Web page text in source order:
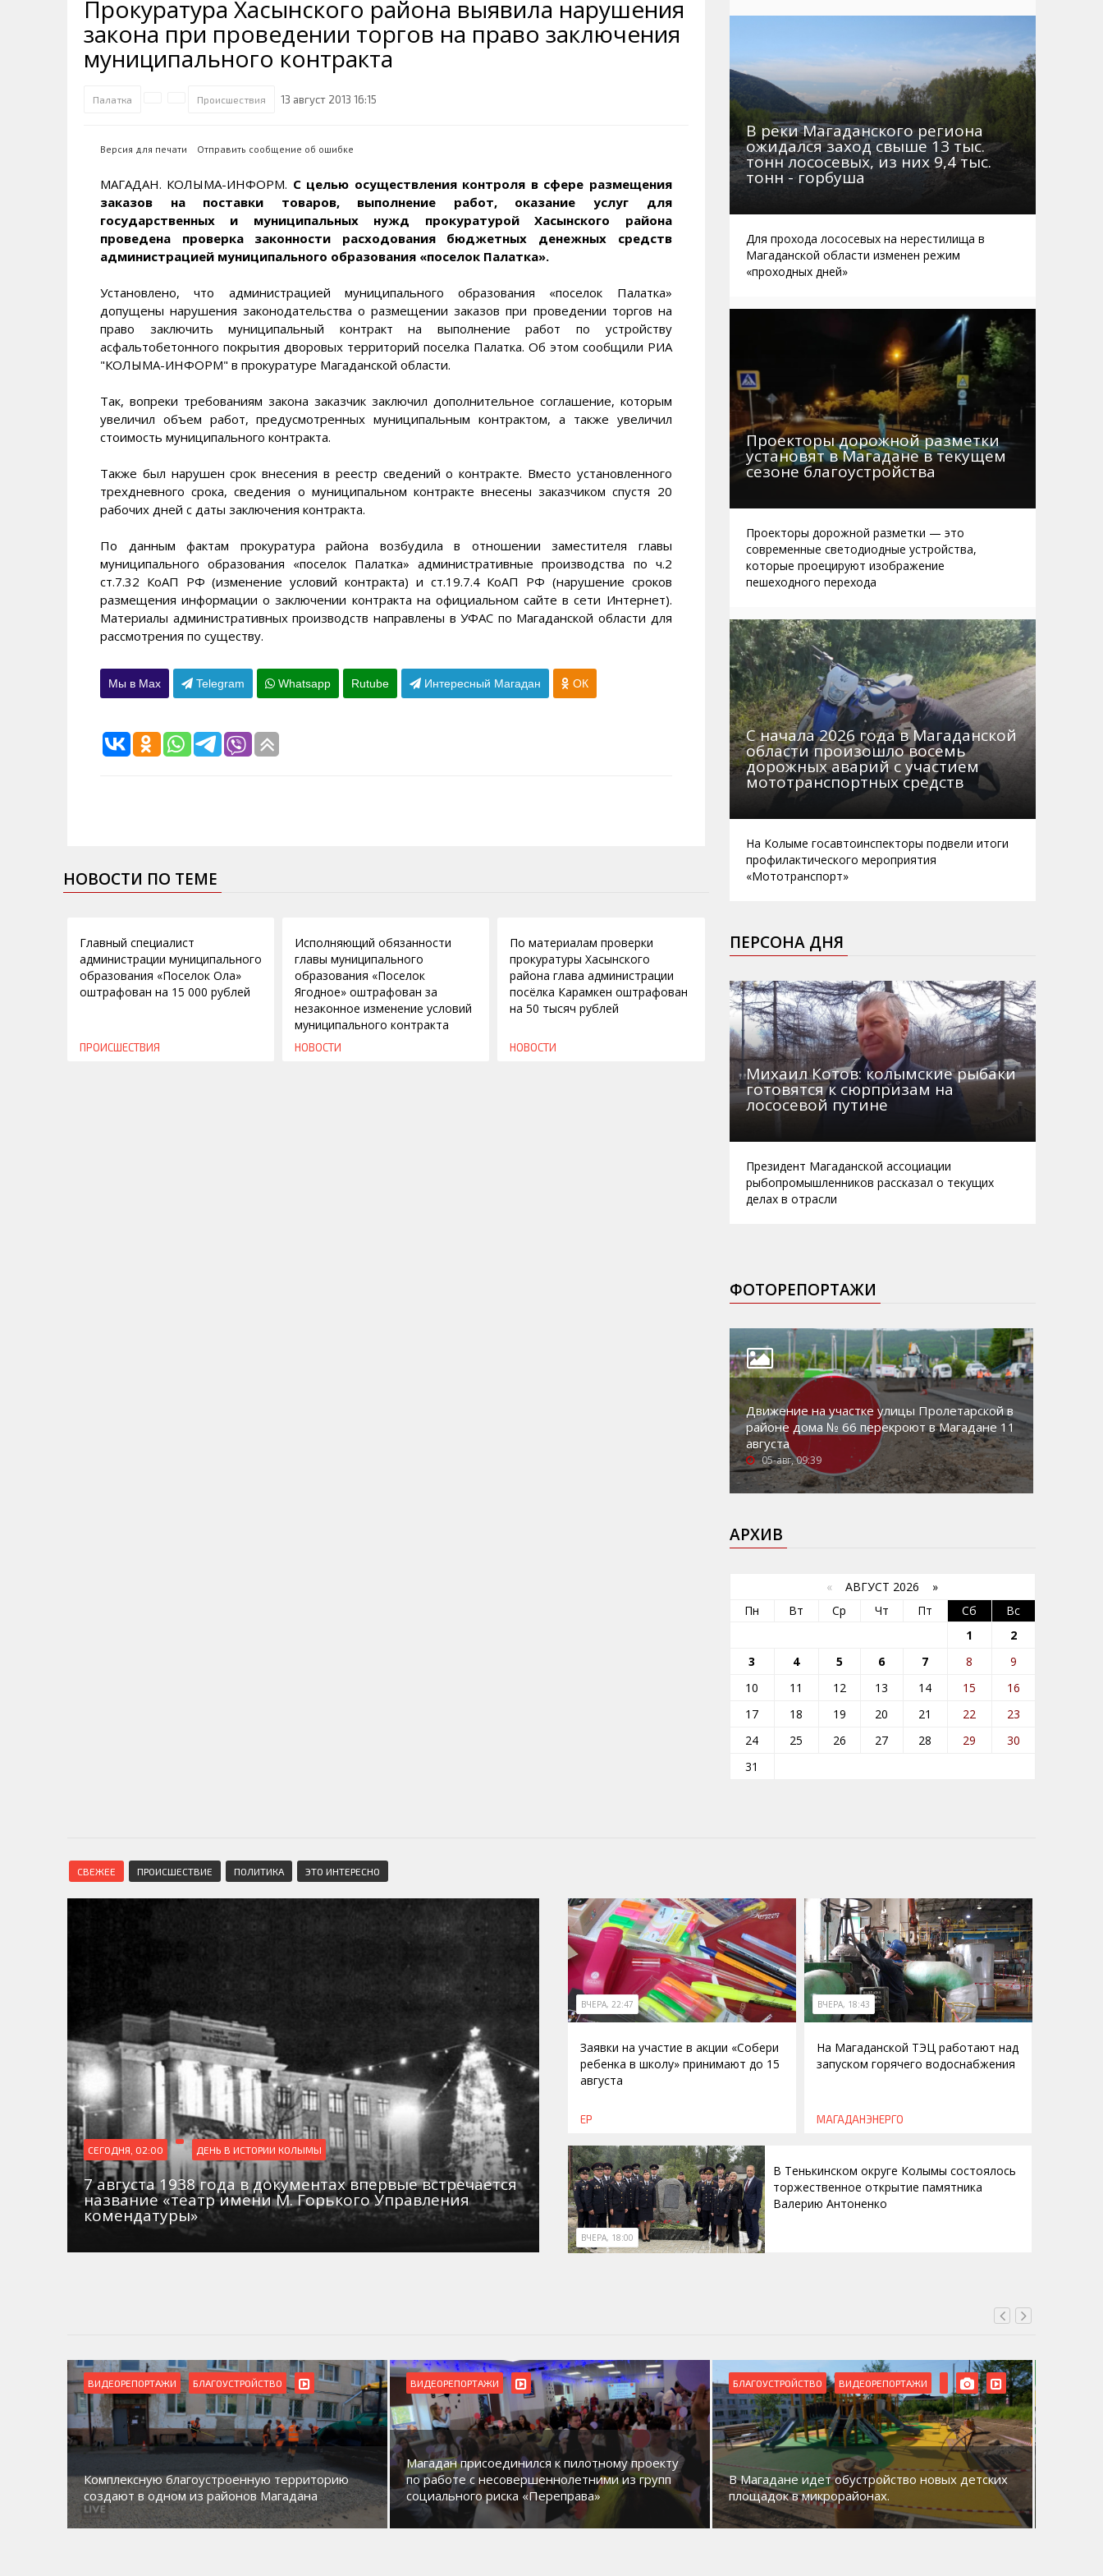
Транспортная инфраструктура
Их надо знать. Галерея славы
Интерактивная карта
Песни о Колыме
Хранители экрана. Заставки
Онлайн вебкамеры в Магадане
Кинохроника Магадана
3D районы города
Автобусы Магадан – Аэропорт
Таблица приливов отливов
Губернатор
Наркоте нет
Аэропорт Магадан
Полицейских не бить
Аварии ДТП
Кванториум
Визит
Благоустройство
Ипотека
Алименты
УМВД
Косторезы Магадана
Не мусорить
Браконьеры
Прокуратура Хасынского района выявила нарушения
закона при проведении торгов на право заключения
муниципального контракта
Палатка Происшествия 13 август 2013 16:15
Версия для печати Отправить сообщение об ошибке
МАГАДАН. КОЛЫМА-ИНФОРМ. С целью осуществления контроля в сфере размещения
заказов на поставки товаров, выполнение работ, оказание услуг для
государственных и муниципальных нужд прокуратурой Хасынского района
проведена проверка законности расходования бюджетных денежных средств
администрацией муниципального образования «поселок Палатка».
Установлено, что администрацией муниципального образования «поселок Палатка»
допущены нарушения законодательства о размещении заказов при проведении торгов на
право заключить муниципальный контракт на выполнение работ по устройству
асфальтобетонного покрытия дворовых территорий поселка Палатка. Об этом сообщили РИА
"КОЛЫМА-ИНФОРМ" в прокуратуре Магаданской области.
Так, вопреки требованиям закона заказчик заключил дополнительное соглашение, которым
увеличил объем работ, предусмотренных муниципальным контрактом, а также увеличил
стоимость муниципального контракта.
Также был нарушен срок внесения в реестр сведений о контракте. Вместо установленного
трехдневного срока, сведения о муниципальном контракте внесены заказчиком спустя 20
рабочих дней с даты заключения контракта.
По данным фактам прокуратура района возбудила в отношении заместителя главы
муниципального образования «поселок Палатка» административные производства по ч.2
ст.7.32 КоАП РФ (изменение условий контракта) и ст.19.7.4 КоАП РФ (нарушение сроков
размещения информации о заключении контракта на официальном сайте в сети Интернет).
Материалы административных производств направлены в УФАС по Магаданской области для
рассмотрения по существу.
Мы в Max Telegram Whatsapp Rutube Интересный Магадан ОК
НОВОСТИ ПО ТЕМЕ
Главный специалист
администрации муниципального
образования «Поселок Ола»
оштрафован на 15 000 рублей
ПРОИСШЕСТВИЯ
Исполняющий обязанности
главы муниципального
образования «Поселок
Ягодное» оштрафован за
незаконное изменение условий
муниципального контракта
НОВОСТИ
По материалам проверки
прокуратуры Хасынского
района глава администрации
посёлка Карамкен оштрафован
на 50 тысяч рублей
НОВОСТИ
В реки Магаданского региона
ожидался заход свыше 13 тыс.
тонн лососевых, из них 9,4 тыс.
тонн - горбуша
Для прохода лососевых на нерестилища в
Магаданской области изменен режим
«проходных дней»
Проекторы дорожной разметки
установят в Магадане в текущем
сезоне благоустройства
Проекторы дорожной разметки — это
современные светодиодные устройства,
которые проецируют изображение
пешеходного перехода
С начала 2026 года в Магаданской
области произошло восемь
дорожных аварий с участием
мототранспортных средств
На Колыме госавтоинспекторы подвели итоги
профилактического мероприятия
«Мототранспорт»
ПЕРСОНА ДНЯ
Михаил Котов: колымские рыбаки
готовятся к сюрпризам на
лососевой путине
Президент Магаданской ассоциации
рыбопромышленников рассказал о текущих
делах в отрасли
ФОТОРЕПОРТАЖИ
Движение на участке улицы Пролетарской в
районе дома № 66 перекроют в Магадане 11
августа
05-авг, 09:39
АРХИВ
« АВГУСТ 2026 »
Пн
Вт Ср Чт Пт Сб
Вс
1
2
3
4 5 6 7 8
9
10
11 12 13 14 15
16
17
18 19 20 21 22
23
24
25 26 27 28 29
30
31
СВЕЖЕЕ ПРОИСШЕСТВИЕ ПОЛИТИКА ЭТО ИНТЕРЕСНО
СЕГОДНЯ, 02:00 ДЕНЬ В ИСТОРИИ КОЛЫМЫ
7 августа 1938 года в документах впервые встречается
название «театр имени М. Горького Управления
комендатуры»
ВЧЕРА, 22:47
Заявки на участие в акции «Собери
ребенка в школу» принимают до 15
августа
ЕР
ВЧЕРА, 18:43
На Магаданской ТЭЦ работают над
запуском горячего водоснабжения
МАГАДАНЭНЕРГО
ВЧЕРА, 18:00
В Тенькинском округе Колымы состоялось
торжественное открытие памятника
Валерию Антоненко
ВИДЕОРЕПОРТАЖИ БЛАГОУСТРОЙСТВО
Комплексную благоустроенную территорию
создают в одном из районов Магадана
ВИДЕОРЕПОРТАЖИ
Магадан присоединился к пилотному проекту
по работе с несовершеннолетними из групп
социального риска «Переправа»
БЛАГОУСТРОЙСТВО ВИДЕОРЕПОРТАЖИ
В Магадане идет обустройство новых детских
площадок в микрорайонах.